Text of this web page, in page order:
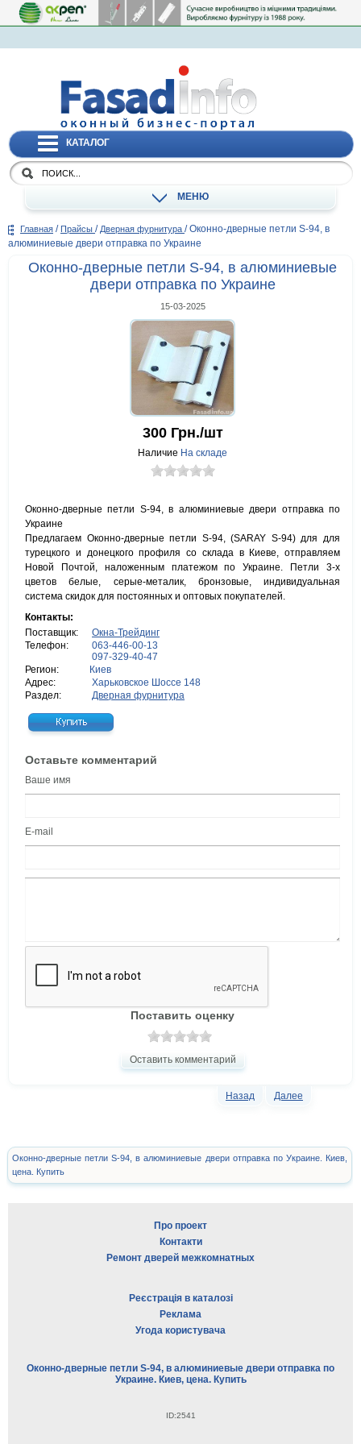
КАТАЛОГ
МЕНЮ
Главная / Прайсы / Дверная фурнитура / Оконно-дверные петли S-94, в
алюминиевые двери отправка по Украине
Оконно-дверные петли S-94, в алюминиевые
двери отправка по Украине
15-03-2025
300Грн./шт
Наличие На складе
Оконно-дверные петли S-94, в алюминиевые двери отправка по
Украине
Предлагаем Оконно-дверные петли S-94, (SARAY S-94) для для
турецкого и донецкого профиля со склада в Киеве, отправляем
Новой Почтой, наложенным платежом по Украине. Петли 3-х
цветов белые, серые-металик, бронзовые, индивидуальная
система скидок для постоянных и оптовых покупателей.
Контакты:
Поставщик:
Окна-Трейдинг
Телефон:
063-446-00-13
097-329-40-47
Регион:
Киев
Адрес:
Харьковское Шоссе 148
Раздел:
Дверная фурнитура
Оставьте комментарий
Ваше имя
E-mail
Поставить оценку
Оставить комментарий
Назад Далее
Оконно-дверные петли S-94, в алюминиевые двери отправка по Украине. Киев,
цена. Купить
Про проект
Контакти
Ремонт дверей межкомнатных
Реєстрація в каталозі
Реклама
Угода користувача
Оконно-дверные петли S-94, в алюминиевые двери отправка по
Украине. Киев, цена. Купить
ID:2541